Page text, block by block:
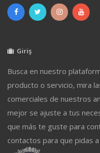
Giriş
Busca en nuestro
producto o servicio, mira
comerciales de nuestros
mejor se ajuste a tus
que más te guste para
contactos para que pidas